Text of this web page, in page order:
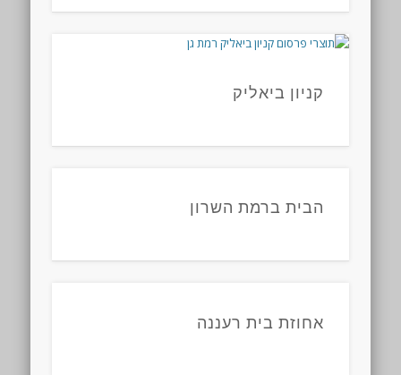
קניון ביאליק
הבית ברמת השרון
אחוזת בית רעננה